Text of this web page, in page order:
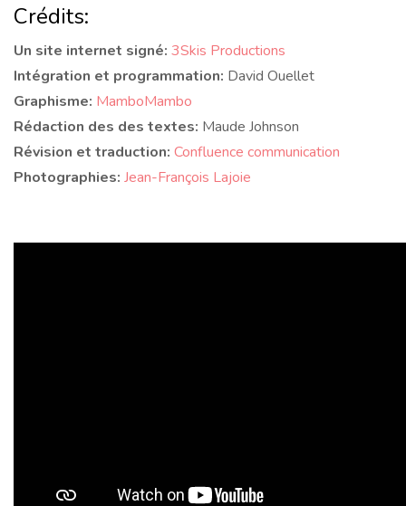
Crédits:
Un site internet signé: 3Skis Productions
Intégration et programmation: David Ouellet
Graphisme: MamboMambo
Rédaction des des textes: Maude Johnson
Révision et traduction: Confluence communication
Photographies: Jean-François Lajoie